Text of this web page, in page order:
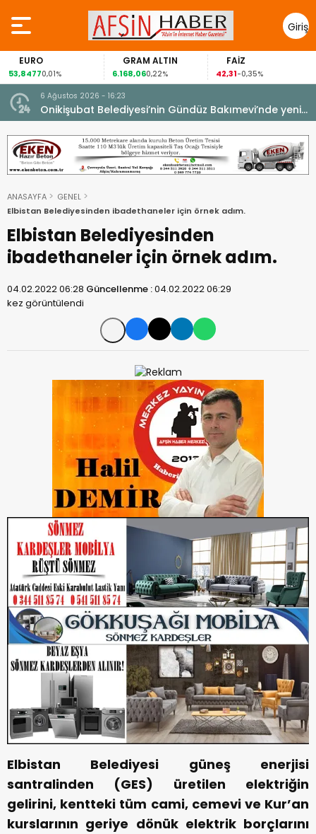
Giriş
Yap
EURO
53,84770,01%
GRAM ALTIN
6.168,060,22%
FAİZ
42,31-0,35%
6 Ağustos 2026 - 16:23
Onikişubat Belediyesi’nin Gündüz Bakımevi’nde yeni
dönemin ön kayıtları başladı.
ANASAYFA
GENEL
Elbistan Belediyesinden ibadethaneler için örnek adım.
Elbistan Belediyesinden
ibadethaneler için örnek adım.
04.02.2022 06:28 Güncellenme :04.02.2022 06:29
kez görüntülendi
Elbistan Belediyesi güneş enerjisi
santralinden (GES) üretilen elektriğin
gelirini, kentteki tüm cami, cemevi ve Kur’an
kurslarının geriye dönük elektrik borçlarını